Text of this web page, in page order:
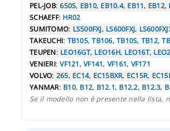
PEL-JOB:650S, EB10, EB10.4, EB11, EB12,
SCHAEFF: HR02
SUMITOMO: LS500FXJ, LS600FXJ,
TAKEUCHI: TB105,TB106, TB10S, TB12,
TEUPEN: LEO16GT, LEO16H, LEO16T,
VENIERI:VF121 , VF141, VF161, VF171
VOLVO: 265, EC14, EC15BXR, EC15R,
YANMAR: B10, B12, B12.1, B12.2, B12.3,
Se il modello non è presente nella lista,